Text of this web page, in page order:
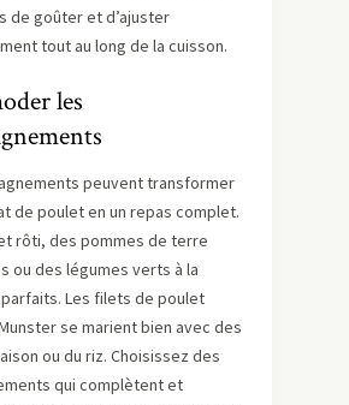
de goûter et d’ajuster
tout au long de la cuisson.
les
peuvent transformer
de poulet en un repas complet.
rôti, des pommes de terre
ou des légumes verts à la
Les filets de poulet
se marient bien avec des
ou du riz. Choisissez des
qui complètent et